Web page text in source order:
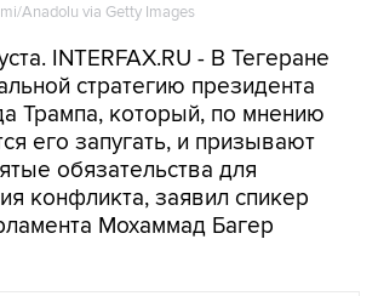
Anadolu via Getty Images
INTERFAX.RU - В Тегеране
стратегию президента
Трампа, который, по мнению
его запугать, и призывают
обязательства для
конфликта, заявил спикер
Мохаммад Багер